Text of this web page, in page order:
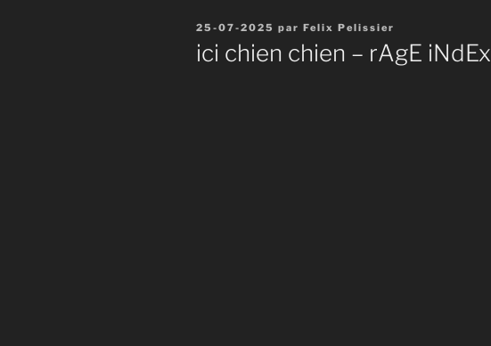
Publié
le
25-07-2025 par Felix Pelissier
ici chien chien – rAgE iNdEx